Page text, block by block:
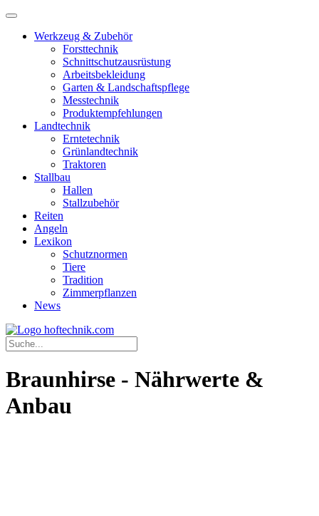
Werkzeug & Zubehör
Forsttechnik
Schnittschutzausrüstung
Arbeitsbekleidung
Garten & Landschaftspflege
Messtechnik
Produktempfehlungen
Landtechnik
Erntetechnik
Grünlandtechnik
Traktoren
Stallbau
Hallen
Stallzubehör
Reiten
Angeln
Lexikon
Schutznormen
Tiere
Tradition
Zimmerpflanzen
News
Braunhirse - Nährwerte &
Anbau